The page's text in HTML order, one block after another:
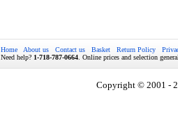
Home About us Contact us Basket Return Policy
Need help? 1-718-787-0664 . Online prices and selection
Copyright © 2001 -